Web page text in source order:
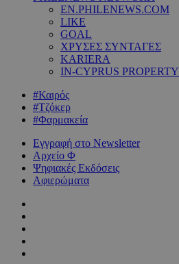
EN.PHILENEWS.COM
LIKE
GOAL
ΧΡΥΣΕΣ ΣΥΝΤΑΓΕΣ
KARIERA
IN-CYPRUS PROPERTY
#Καιρός
#Τζόκερ
#Φαρμακεία
Εγγραφή στο Newsletter
Αρχείο Φ
Ψηφιακές Εκδόσεις
Αφιερώματα